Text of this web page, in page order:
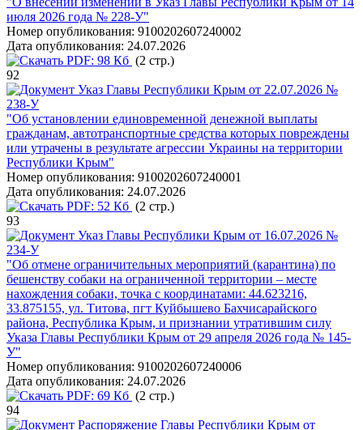
июля 2026 года № 228-У"
Номер опубликования: 9100202607240002
Дата опубликования: 24.07.2026
PDF: 98 Кб (2 стр.)
92
Указ Главы Республики Крым от 22.07.2026 №
238-У
"Об установлении единовременной денежной выплаты
гражданам, автотранспортные средства которых повреждены
или утрачены в результате агрессии Украины на территории
Республики Крым"
Номер опубликования: 9100202607240001
Дата опубликования: 24.07.2026
PDF: 52 Кб (2 стр.)
93
Указ Главы Республики Крым от 16.07.2026 №
234-У
"Об отмене ограничительных мероприятий (карантина) по
бешенству собаки на ограниченной территории – месте
нахождения собаки, точка с координатами: 44.623216,
33.875155, ул. Титова, пгт Куйбышево Бахчисарайского
района, Республика Крым, и признании утратившим силу
Указа Главы Республики Крым от 29 апреля 2026 года № 145-
У"
Номер опубликования: 9100202607240006
Дата опубликования: 24.07.2026
PDF: 69 Кб (2 стр.)
94
Распоряжение Главы Республики Крым от